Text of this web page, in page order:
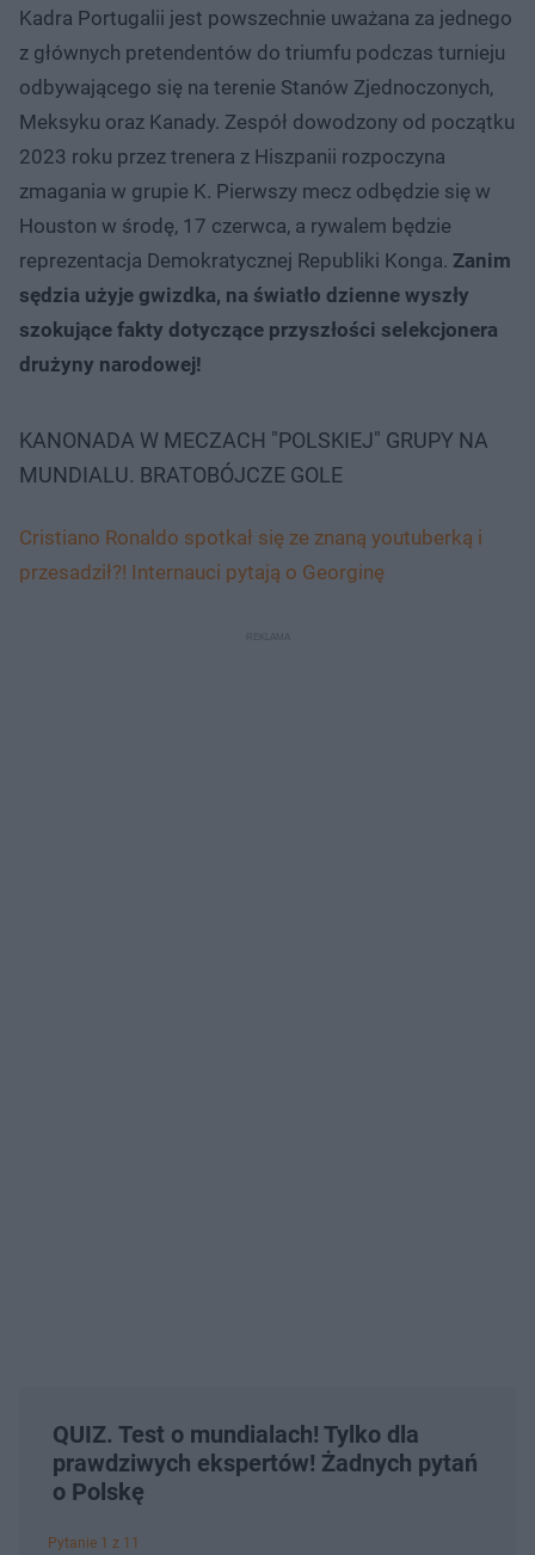
Kadra Portugalii jest powszechnie uważana za jednego
z głównych pretendentów do triumfu podczas turnieju
odbywającego się na terenie Stanów Zjednoczonych,
Meksyku oraz Kanady. Zespół dowodzony od początku
2023 roku przez trenera z Hiszpanii rozpoczyna
zmagania w grupie K. Pierwszy mecz odbędzie się w
Houston w środę, 17 czerwca, a rywalem będzie
reprezentacja Demokratycznej Republiki Konga. Zanim
sędzia użyje gwizdka, na światło dzienne wyszły
szokujące fakty dotyczące przyszłości selekcjonera
drużyny narodowej!
KANONADA W MECZACH "POLSKIEJ" GRUPY NA
MUNDIALU. BRATOBÓJCZE GOLE
Cristiano Ronaldo spotkał się ze znaną youtuberką i
przesadził?! Internauci pytają o Georginę
QUIZ. Test o mundialach! Tylko dla
prawdziwych ekspertów! Żadnych pytań
o Polskę
Pytanie 1 z 11